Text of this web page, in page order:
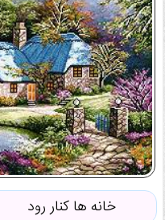
خانه ها کنار رود